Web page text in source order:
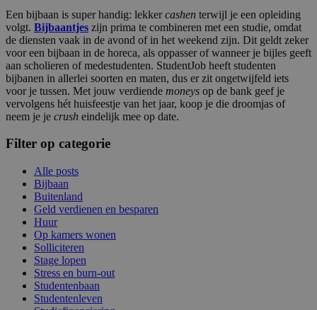
Een bijbaan is super handig: lekkercashen terwijl je een opleiding
volgt. Bijbaantjes zijn prima te combineren met een studie, omdat
de diensten vaak in de avond of in het weekend zijn. Dit geldt zeker
voor een bijbaan in de horeca, als oppasser of wanneer je bijles geeft
aan scholieren of medestudenten. StudentJob heeft studenten
bijbanen in allerlei soorten en maten, dus er zit ongetwijfeld iets
voor je tussen. Met jouw verdiende moneys op de bank geef je
vervolgens hét huisfeestje van het jaar, koop je die droomjas of
neem je je crush eindelijk mee op date.
Filter op categorie
Alle posts
Bijbaan
Buitenland
Geld verdienen en besparen
Huur
Op kamers wonen
Solliciteren
Stage lopen
Stress en burn-out
Studentenbaan
Studentenleven